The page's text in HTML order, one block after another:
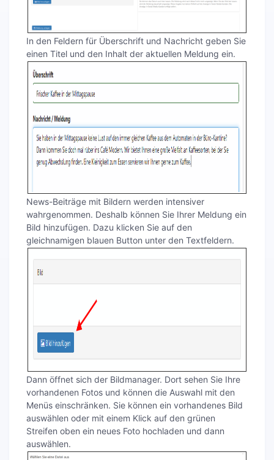
In den Feldern für Überschrift und Nachricht geben Sie
einen Titel und den Inhalt der aktuellen Meldung ein.
News-Beiträge mit Bildern werden intensiver
wahrgenommen. Deshalb können Sie Ihrer Meldung ein
Bild hinzufügen. Dazu klicken Sie auf den
gleichnamigen blauen Button unter den Textfeldern.
Dann öffnet sich der Bildmanager. Dort sehen Sie Ihre
vorhandenen Fotos und können die Auswahl mit den
Menüs einschränken. Sie können ein vorhandenes Bild
auswählen oder mit einem Klick auf den grünen
Streifen oben ein neues Foto hochladen und dann
auswählen.